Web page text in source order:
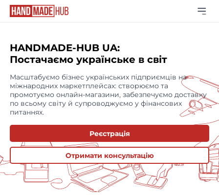
HANDMADE-HUB UA:
Постачаємо українське в світ
Масштабуємо бізнес українських підприємців на
міжнародних маркетплейсах: створюємо та
промотуємо онлайн-магазини, забезпечуємо доставку
по всьому світу й супроводжуємо у фінансових
питаннях.
Реєстрація
Отримати консультацію